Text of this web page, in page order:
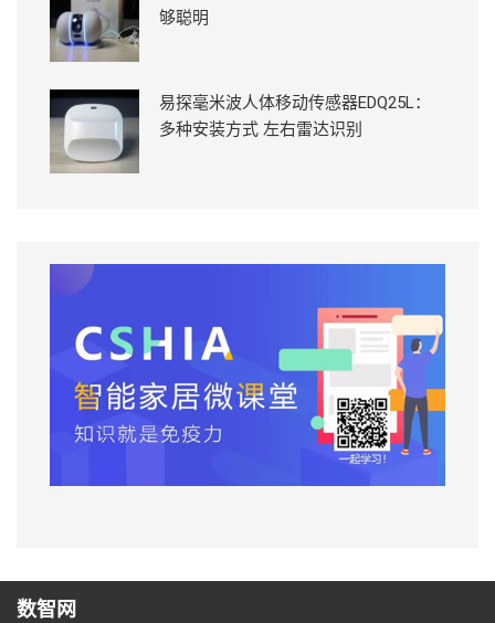
够聪明
易探毫米波人体移动传感器EDQ25L：
多种安装方式 左右雷达识别
数智网